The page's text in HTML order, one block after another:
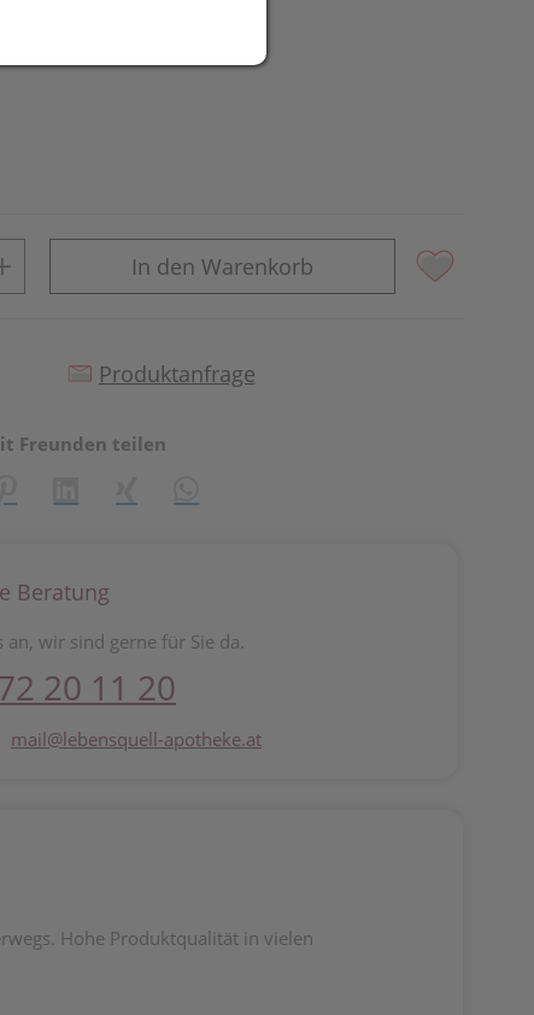
In den Warenkorb
Produktanfrage
Freunden teilen
Beratung
an, wir sind gerne für Sie da.
20 11 20
mail@lebensquell-apotheke.at
Hohe Produktqualität in vielen